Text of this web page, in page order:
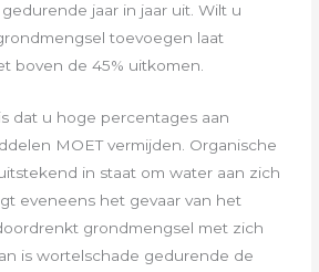
jaar in jaar uit. Wilt u
toevoegen laat
boven de 45% uitkomen.
dat u hoge percentages aan
MOET vermijden. Organische
in staat om water aan zich
eveneens het gevaar van het
grondmengsel met zich
is wortelschade gedurende de